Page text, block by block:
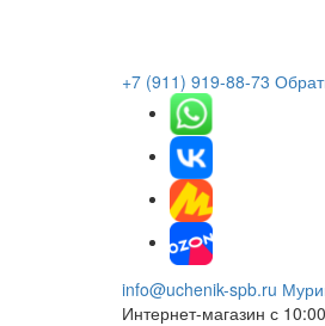
+7 (911) 919-88-73
info@uchenik-spb.ru
Интернет-магазин с